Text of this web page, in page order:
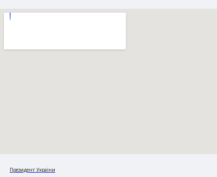
Президент України